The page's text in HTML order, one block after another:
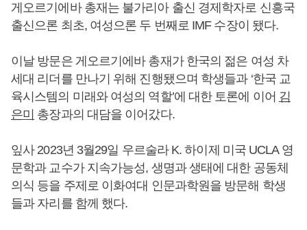
게오르기에바 총재는 불가리아 출신 경제학자로 신흥국
출신으론 최초, 여성으론 두 번째로 IMF 수장이 됐다.
이날 방문은 게오르기에바 총재가 한국의 젊은 여성 차
세대 리더를 만나기 위해 진행됐으며 학생들과 ‘한국 교
육시스템의 미래와 여성의 역할’에 대한 토론에 이어 김
은미 총장과의 대담을 이어갔다.
잎사 2023년 3월29일 우르술라 K. 하이제 미국 UCLA 영
문학과 교수가 지속가능성, 생명과 생태에 대한 공동체
의식 등을 주제로 이화여대 인문과학원을 방문해 학생
들과 자리를 함께 했다.